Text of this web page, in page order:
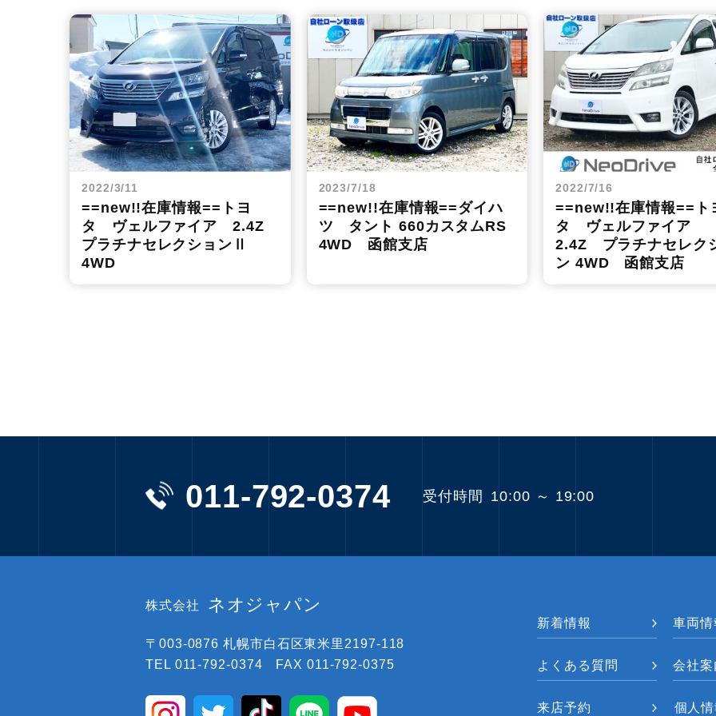
2022/3/11
==new!!在庫情報==トヨ
タ ヴェルファイア 2.4Z
プラチナセレクションⅡ
4WD
2023/7/18
==new!!在庫情報==ダイハ
ツ タント 660カスタムRS
4WD 函館支店
2022/7/16
==new!!在庫情報==ト
タ ヴェルファイア
2.4Z プラチナセレク
ン 4WD 函館支店
011-792-0374 受付時間 10:00 ～ 19:00
株式会社 ネオジャパン
〒003-0876札幌市白石区東米里2197-118
TEL 011-792-0374 FAX 011-792-0375
新着情報 車両情
よくある質問 会社案
来店予約 個人